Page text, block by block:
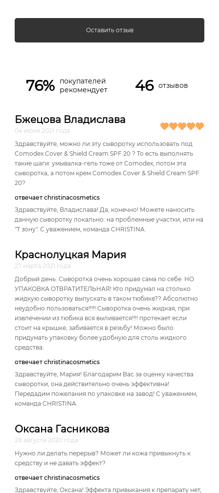
Оставить отзыв
76%
покупателей
рекомендует
46 отзывов
Бжецова Владислава
04 июня 2021 года
Здравствуйте, можно ли эту сыворотку использовать под
Comodex Cover & Shield Cream SPF 20 ? То есть выполнять
такие шаги: умывалка-гель тоже от Comodex, потом эта
сыворотка, а потом крем Comodex Cover & Shield Cream SPF
20?
отвечает christinacosmetics
Здравствуйте, Владислава! Да, конечно! Можете наносить
данную сыворотку локально: на проблемные участки, или на
"Т зону". С уважением, команда CHRISTINA.
Краснолуцкая Мария
27 марта 2021 года
Добрый день. Сыворотка очень хорошая сама по себе. НО
УПАКОВКА ОТВРАТИТЕЛЬНАЯ! Кто придумал на столько
жидкую сыворотку выпускать в таком тюбике?? Абсолютно
неудобно пользоваться!!!!! Сыворотка очень жидкая, при
извлечении из тюбика вся выливается!!!! протекает если
стоит на крышке, забивается в резьбу! Можно было
придумать упаковку более удобную для столь жидкого
средства.
отвечает christinacosmetics
Здравствуйте, Мария! Благодарим Вас за оценку качества
сыворотки, она действительно очень эффективна!
Передадим пожелания по упаковке на завод! С уважением,
команда CHRISTINA.
Оксана Гасникова
28 августа 2020 года
Нужно ли делать перерыв? Может ли кожа привыкнуть к
средству и не давать эффект?
отвечает christinacosmetics
Здравствуйте, Оксана! Эффекта привыкания к препарату нет,